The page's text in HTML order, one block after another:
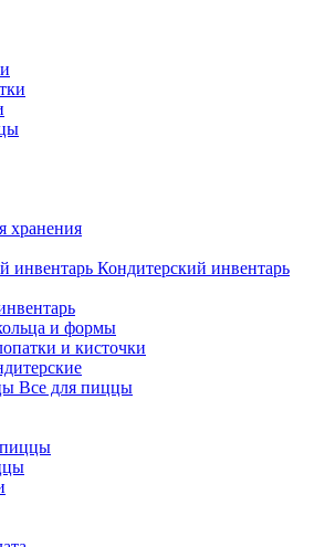
хранения
Кондитерский инвентарь
и формы
и кисточки
Все для пиццы
пиццы